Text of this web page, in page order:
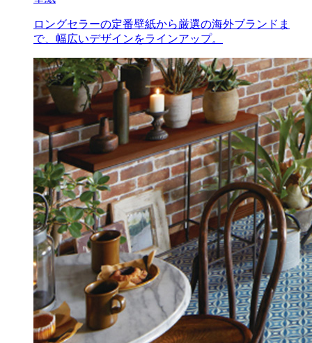
ロングセラーの定番壁紙から厳選の海外ブランドま
で、幅広いデザインをラインアップ。